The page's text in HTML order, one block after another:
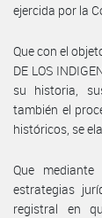
ejercida por la
Que con el
DE LOS
su historia,
también el
históricos, se
Que
estrategias
registral en